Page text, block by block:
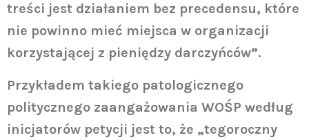
treści jest działaniem bez precedensu, które
nie powinno mieć miejsca w organizacji
korzystającej z pieniędzy darczyńców”.
Przykładem takiego patologicznego
politycznego zaangażowania WOŚP według
inicjatorów petycji jest to, że „tegoroczny